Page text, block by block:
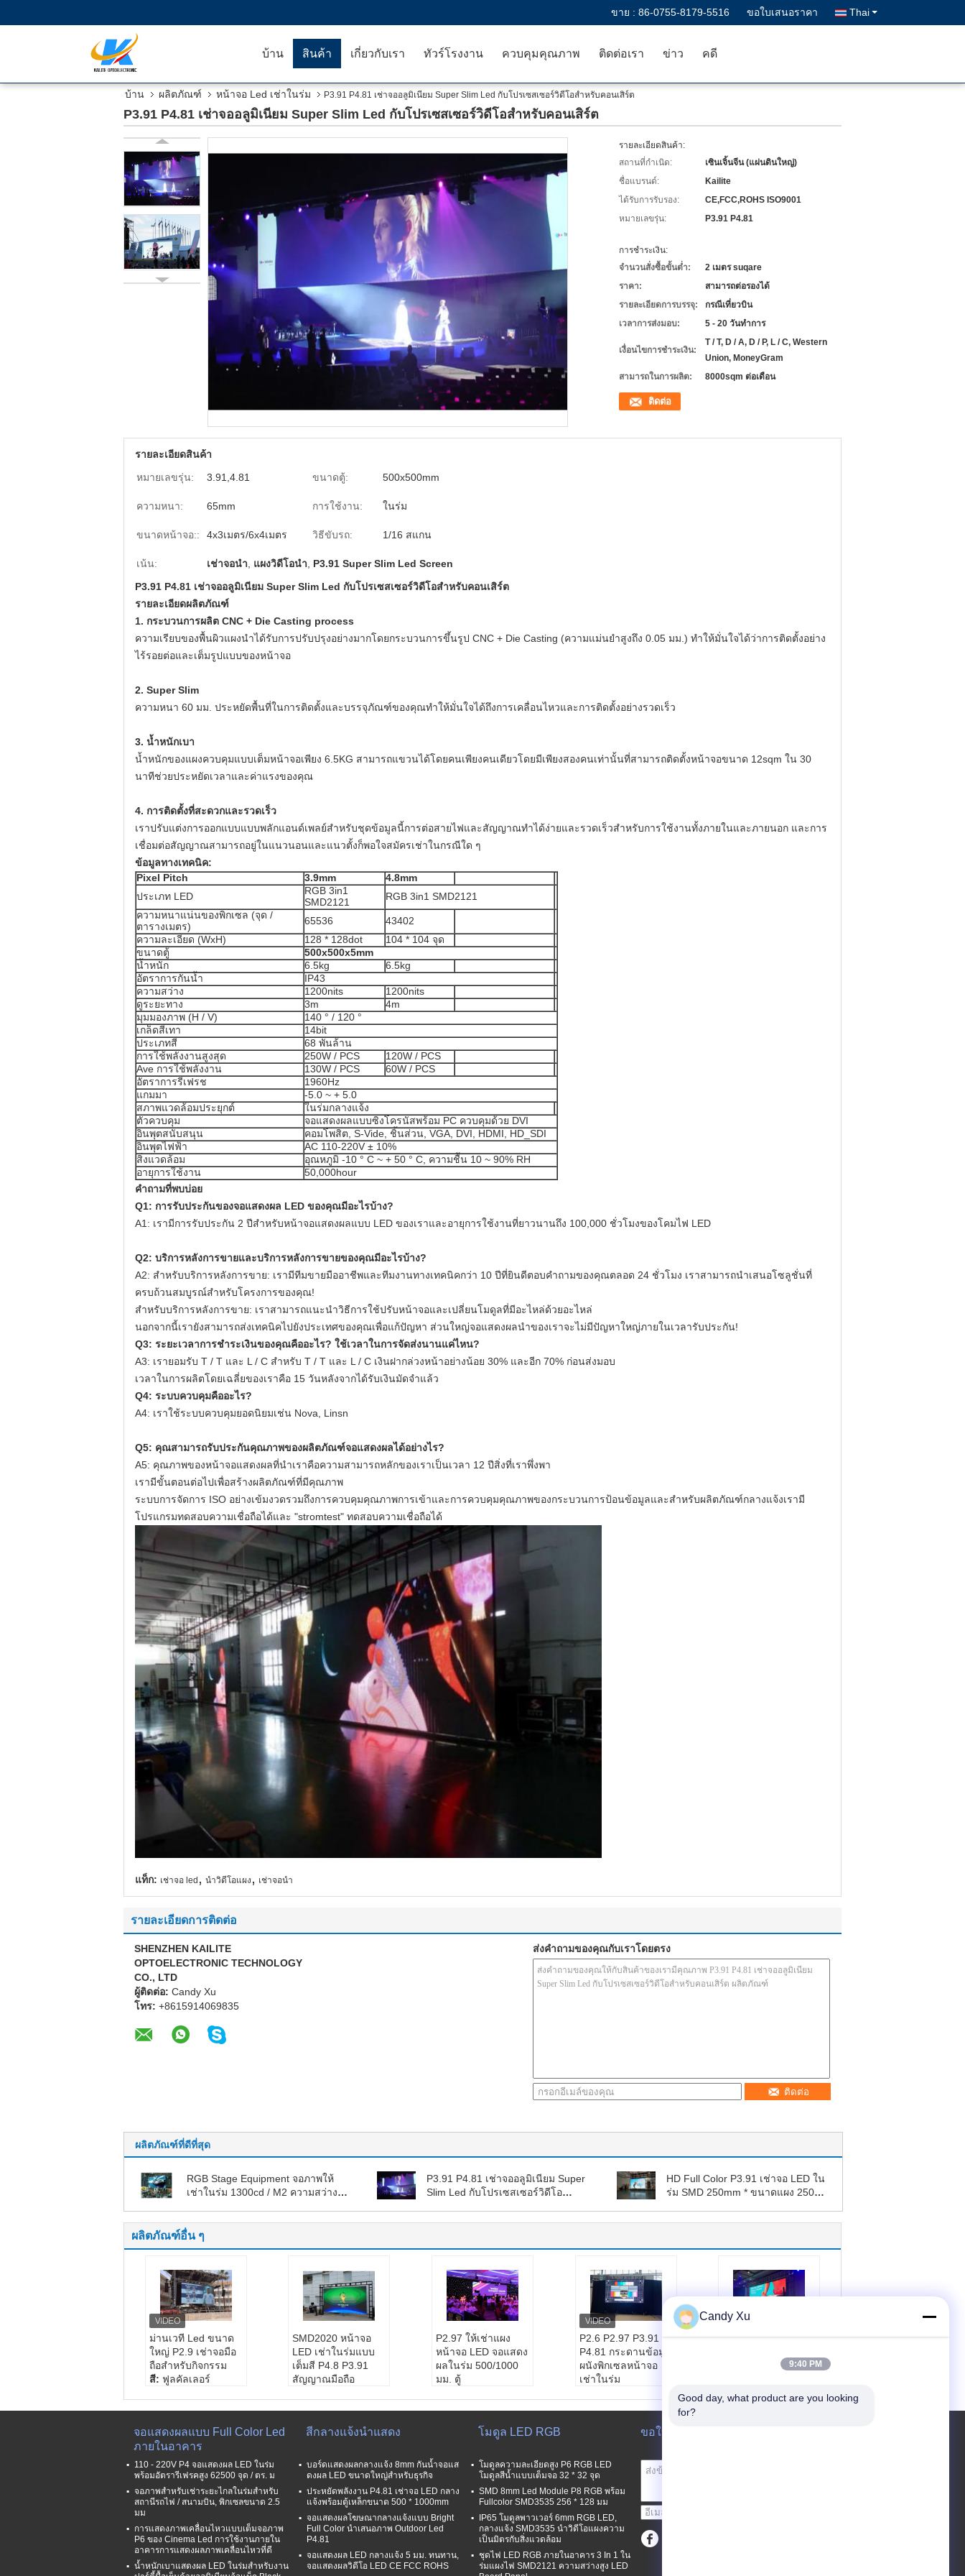
ขาย : 86-0755-8179-5516 ขอใบเสนอราคา Thai
บ้าน สินค้า เกี่ยวกับเรา ทัวร์โรงงาน ควบคุมคุณภาพ ติดต่อเรา ข่าว คดี
บ้าน ผลิตภัณฑ์ หน้าจอ Led เช่าในร่ม P3.91 P4.81 เช่าจออลูมิเนียม Super Slim Led กับโปรเซสเซอร์วิดีโอสำหรับคอนเสิร์ต
P3.91 P4.81 เช่าจออลูมิเนียม Super Slim Led กับโปรเซสเซอร์วิดีโอสำหรับคอนเสิร์ต
รายละเอียดสินค้า:
สถานที่กำเนิด:
เซินเจิ้นจีน (แผ่นดินใหญ่)
ชื่อแบรนด์:
Kailite
ได้รับการรับรอง:
CE,FCC,ROHS ISO9001
หมายเลขรุ่น:
P3.91 P4.81
การชำระเงิน:
จำนวนสั่งซื้อขั้นต่ำ:
2 เมตร suqare
ราคา:
สามารถต่อรองได้
รายละเอียดการบรรจุ:
กรณีเที่ยวบิน
เวลาการส่งมอบ:
5 - 20 วันทำการ
เงื่อนไขการชำระเงิน:
T / T, D / A, D / P, L / C, Western
Union, MoneyGram
สามารถในการผลิต:
8000sqm ต่อเดือน
ติดต่อ
รายละเอียดสินค้า
หมายเลขรุ่น:
3.91,4.81 ขนาดตู้: 500x500mm
ความหนา: 65mm การใช้งาน: ในร่ม
ขนาดหน้าจอ:: 4x3เมตร/6x4เมตร วิธีขับรถ: 1/16 สแกน
เน้น: เช่าจอนำ แผงวิดีโอนำ
P3.91 Super Slim Led Screen
P3.91 P4.81 เช่าจออลูมิเนียม Super Slim Led กับโปรเซสเซอร์วิดีโอสำหรับคอนเสิร์ต
รายละเอียดผลิตภัณฑ์
1. กระบวนการผลิต CNC + Die Casting process
ความเรียบของพื้นผิวแผงนำได้รับการปรับปรุงอย่างมากโดยกระบวนการขึ้นรูป CNC + Die Casting (ความแม่นยำสูงถึง 0.05 มม.) ทำให้มั่นใจได้ว่าการติดตั้งอย่าง
ไร้รอยต่อและเต็มรูปแบบของหน้าจอ
2. Super Slim
ความหนา 60 มม. ประหยัดพื้นที่ในการติดตั้งและบรรจุภัณฑ์ของคุณทำให้มั่นใจได้ถึงการเคลื่อนไหวและการติดตั้งอย่างรวดเร็ว
3. น้ำหนักเบา
น้ำหนักของแผงควบคุมแบบเต็มหน้าจอเพียง 6.5KG สามารถแขวนได้โดยคนเพียงคนเดียวโดยมีเพียงสองคนเท่านั้นที่สามารถติดตั้งหน้าจอขนาด 12sqm ใน 30
นาทีช่วยประหยัดเวลาและค่าแรงของคุณ
4. การติดตั้งที่สะดวกและรวดเร็ว
เราปรับแต่งการออกแบบแบบพลักแอนด์เพลย์สำหรับชุดข้อมูลนี้การต่อสายไฟและสัญญาณทำได้ง่ายและรวดเร็วสำหรับการใช้งานทั้งภายในและภายนอก และการ
เชื่อมต่อสัญญาณสามารถอยู่ในแนวนอนและแนวตั้งก็พอใจสมัครเช่าในกรณีใด ๆ
ข้อมูลทางเทคนิค:
Pixel Pitch
3.9mm
4.8mm
ประเภท LED
RGB 3in1
SMD2121
RGB 3in1 SMD2121
ความหนาแน่นของพิกเซล (จุด /
ตารางเมตร)
65536
43402
ความละเอียด (WxH)
128 * 128dot
104 * 104 จุด
ขนาดตู้
500x500x5mm
น้ำหนัก
6.5kg
6.5kg
อัตราการกันน้ำ
IP43
ความสว่าง
1200nits
1200nits
ดูระยะทาง
3m
4m
มุมมองภาพ (H / V)
140 ° / 120 °
เกล็ดสีเทา
14bit
ประเภทสี
68 พันล้าน
การใช้พลังงานสูงสุด
250W / PCS
120W / PCS
Ave การใช้พลังงาน
130W / PCS
60W / PCS
อัตราการรีเฟรช
1960Hz
แกมมา
-5.0 ~ + 5.0
สภาพแวดล้อมประยุกต์
ในร่มกลางแจ้ง
ตัวควบคุม
จอแสดงผลแบบซิงโครนัสพร้อม PC ควบคุมด้วย DVI
อินพุตสนับสนุน
คอมโพสิต, S-Vide, ชิ้นส่วน, VGA, DVI, HDMI, HD_SDI
อินพุตไฟฟ้า
AC 110-220V ± 10%
สิ่งแวดล้อม
อุณหภูมิ -10 ° C ~ + 50 ° C, ความชื้น 10 ~ 90% RH
อายุการใช้งาน
50,000hour
คำถามที่พบบ่อย
Q1: การรับประกันของจอแสดงผล LED ของคุณมีอะไรบ้าง?
A1: เรามีการรับประกัน 2 ปีสำหรับหน้าจอแสดงผลแบบ LED ของเราและอายุการใช้งานที่ยาวนานถึง 100,000 ชั่วโมงของโคมไฟ LED
Q2: บริการหลังการขายและบริการหลังการขายของคุณมีอะไรบ้าง?
A2: สำหรับบริการหลังการขาย: เรามีทีมขายมืออาชีพและทีมงานทางเทคนิคกว่า 10 ปีที่ยินดีตอบคำถามของคุณตลอด 24 ชั่วโมง เราสามารถนำเสนอโซลูชั่นที่
ครบถ้วนสมบูรณ์สำหรับโครงการของคุณ!
สำหรับบริการหลังการขาย: เราสามารถแนะนำวิธีการใช้ปรับหน้าจอและเปลี่ยนโมดูลที่มีอะไหล่ด้วยอะไหล่
นอกจากนี้เรายังสามารถส่งเทคนิคไปยังประเทศของคุณเพื่อแก้ปัญหา ส่วนใหญ่จอแสดงผลนำของเราจะไม่มีปัญหาใหญ่ภายในเวลารับประกัน!
Q3: ระยะเวลาการชำระเงินของคุณคืออะไร? ใช้เวลาในการจัดส่งนานแค่ไหน?
A3: เรายอมรับ T / T และ L / C สำหรับ T / T และ L / C เงินฝากล่วงหน้าอย่างน้อย 30% และอีก 70% ก่อนส่งมอบ
เวลาในการผลิตโดยเฉลี่ยของเราคือ 15 วันหลังจากได้รับเงินมัดจำแล้ว
Q4: ระบบควบคุมคืออะไร?
A4: เราใช้ระบบควบคุมยอดนิยมเช่น Nova, Linsn
Q5: คุณสามารถรับประกันคุณภาพของผลิตภัณฑ์จอแสดงผลได้อย่างไร?
A5: คุณภาพของหน้าจอแสดงผลที่นำเราคือความสามารถหลักของเราเป็นเวลา 12 ปีสิ่งที่เราพึ่งพา
เรามีขั้นตอนต่อไปเพื่อสร้างผลิตภัณฑ์ที่มีคุณภาพ
ระบบการจัดการ ISO อย่างเข้มงวดรวมถึงการควบคุมคุณภาพการเข้าและการควบคุมคุณภาพของกระบวนการป้อนข้อมูลและสำหรับผลิตภัณฑ์กลางแจ้งเรามี
โปรแกรมทดสอบความเชื่อถือได้และ "stromtest" ทดสอบความเชื่อถือได้
แท็ก: เช่าจอ led , นำวิดีโอแผง , เช่าจอนำ
รายละเอียดการติดต่อ
SHENZHEN KAILITE
OPTOELECTRONIC TECHNOLOGY
CO., LTD
ผู้ติดต่อ: Candy Xu
โทร: +8615914069835
ส่งคำถามของคุณกับเราโดยตรง
ติดต่อ
ผลิตภัณฑ์ที่ดีที่สุด
RGB Stage Equipment จอภาพให้
เช่าในร่ม 1300cd / M2 ความสว่าง
P3.91 P4.81 เช่าจออลูมิเนียม Super
Slim Led กับโปรเซสเซอร์วิดีโอ
HD Full Color P3.91 เช่าจอ LED ใน
ร่ม SMD 250mm * ขนาดแผง 250
ผลิตภัณฑ์อื่น ๆ
ม่านเวที Led ขนาด
ใหญ่ P2.9 เช่าจอมือ
ถือสำหรับกิจกรรม
สี: ฟูลคัลเลอร์
0มม
รักษาวิธีการ:
ลัง
SMD2020 หน้าจอ
LED เช่าในร่มแบบ
เต็มสี P4.8 P3.91
สัญญาณมือถือ
*160มม
ความสว่าง:>800nits
P2.97 ให้เช่าแผง
หน้าจอ LED จอแสดง
ผลในร่ม 500/1000
มม. ตู้
ม./500*1000มม
มิติหน้าจอ:กำหนดเอ
ง
P2.6 P2.97 P3.91
P4.81 กระดานข้อมูล
ผนังพิกเซลหน้าจอ
เช่าในร่ม
ความสว่าง:
≥800nits
เช่าจอ LED เคลื่อนที่
ประชุม P2.6 P2.97
แอปพลิเคชัน:คอนเฟ
อเรนซ์ โชว์ ฟอรั่ม ค
จอแสดงผลแบบ Full Color Led
ภายในอาคาร
110 - 220V P4 จอแสดงผล LED ในร่ม
พร้อมอัตรารีเฟรคสูง 62500 จุด / ตร. ม
จอภาพสำหรับเช่าระยะไกลในร่มสำหรับ
สถานีรถไฟ / สนามบิน, พิกเซลขนาด 2.5
มม
การแสดงภาพเคลื่อนไหวแบบเต็มจอภาพ
P6 ของ Cinema Led การใช้งานภายใน
อาคารการแสดงผลภาพเคลื่อนไหวที่ดี
น้ำหนักเบาแสดงผล LED ในร่มสำหรับงาน
สีกลางแจ้งนำแสดง
บอร์ดแสดงผลกลางแจ้ง 8mm กันน้ำจอแส
ดงผล LED ขนาดใหญ่สำหรับธุรกิจ
ประหยัดพลังงาน P4.81 เช่าจอ LED กลาง
แจ้งพร้อมตู้เหล็กขนาด 500 * 1000mm
จอแสดงผลโฆษณากลางแจ้งแบบ Bright
Full Color นำเสนอภาพ Outdoor Led
P4.81
จอแสดงผล LED กลางแจ้ง 5 มม. ทนทาน,
จอแสดงผลวิดีโอ LED CE FCC ROHS
โมดูล LED RGB
โมดูลความละเอียดสูง P6 RGB LED
โมดูลสีน้ำแบบเต็มจอ 32 * 32 จุด
SMD 8mm Led Module P8 RGB พร้อม
Fullcolor SMD3535 256 * 128 มม
IP65 โมดูลพาวเวอร์ 6mm RGB LED,
กลางแจ้ง SMD3535 นำวิดีโอแผงความ
เป็นมิตรกับสิ่งแวดล้อม
ชุดไฟ LED RGB ภายในอาคาร 3 In 1 ใน
ร่มแผงไฟ SMD2121 ความสว่างสูง LED
ขอใบเสนอราคา
Candy Xu
9:40 PM
Good day, what product are you looking
for?